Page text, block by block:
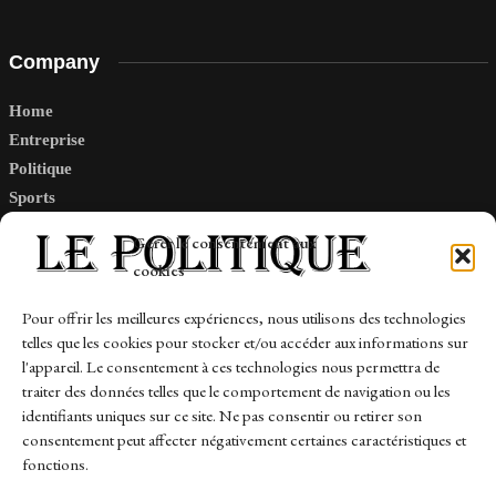
Gérer le consentement aux
cookies
Pour offrir les meilleures expériences, nous utilisons des technologies
telles que les cookies pour stocker et/ou accéder aux informations sur
l'appareil. Le consentement à ces technologies nous permettra de
traiter des données telles que le comportement de navigation ou les
identifiants uniques sur ce site. Ne pas consentir ou retirer son
consentement peut affecter négativement certaines caractéristiques et
fonctions.
Company
Home
Entreprise
Politique
Sports
Links
Contact
Sitemap